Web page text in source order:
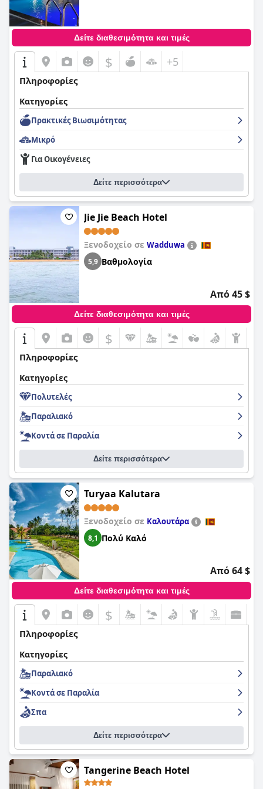
Δείτε διαθεσιμότητα και τιμές
$ +5
Πληροφορίες
Κατηγορίες
Πρακτικές Bιωσιμότητας
Μικρό
Για Οικογένειες
Δείτε περισσότερα
Jie Jie Beach Hotel
Ξενοδοχείο σε Wadduwa
5,9 Βαθμολογία
Από 45 $
Δείτε διαθεσιμότητα και τιμές
$
Πληροφορίες
Κατηγορίες
Πολυτελές
Παραλιακό
Κοντά σε Παραλία
Δείτε περισσότερα
Turyaa Kalutara
Ξενοδοχείο σε Καλουτάρα
8,1 Πολύ Καλό
Από 64 $
Δείτε διαθεσιμότητα και τιμές
$
Πληροφορίες
Κατηγορίες
Παραλιακό
Κοντά σε Παραλία
Σπα
Δείτε περισσότερα
Tangerine Beach Hotel